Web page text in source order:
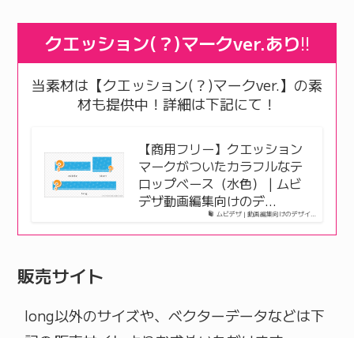
クエッション(？)マークver.あり!!
当素材は【クエッション(？)マークver.】の素
材も提供中！詳細は下記にて！
ムビデザ | 動画編集向けのデザイ…
【商用フリー】クエッション
マークがついたカラフルなテ
ロップベース（水色） | ムビ
デザ動画編集向けのデ…
販売サイト
long以外のサイズや、ベクターデータなどは下